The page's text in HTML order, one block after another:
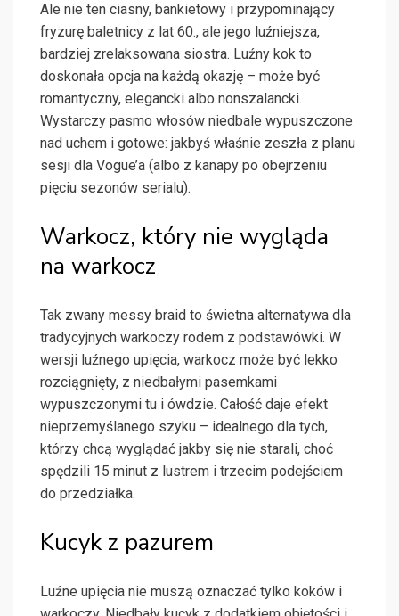
Ale nie ten ciasny, bankietowy i przypominający
fryzurę baletnicy z lat 60., ale jego luźniejsza,
bardziej zrelaksowana siostra. Luźny kok to
doskonała opcja na każdą okazję – może być
romantyczny, elegancki albo nonszalancki.
Wystarczy pasmo włosów niedbale wypuszczone
nad uchem i gotowe: jakbyś właśnie zeszła z planu
sesji dla Vogue’a (albo z kanapy po obejrzeniu
pięciu sezonów serialu).
Warkocz, który nie wygląda
na warkocz
Tak zwany messy braid to świetna alternatywa dla
tradycyjnych warkoczy rodem z podstawówki. W
wersji luźnego upięcia, warkocz może być lekko
rozciągnięty, z niedbałymi pasemkami
wypuszczonymi tu i ówdzie. Całość daje efekt
nieprzemyślanego szyku – idealnego dla tych,
którzy chcą wyglądać jakby się nie starali, choć
spędzili 15 minut z lustrem i trzecim podejściem
do przedziałka.
Kucyk z pazurem
Luźne upięcia nie muszą oznaczać tylko koków i